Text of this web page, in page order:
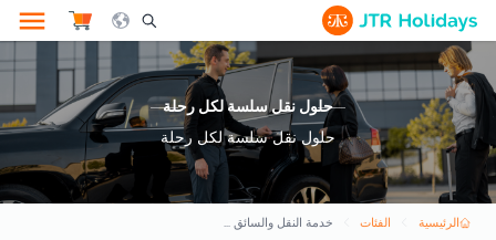
Search Opener Icon
حلول نقل سلسة لكل رحلة
حلول نقل سلسة لكل رحلة
الرئيسية الفئات خدمة النقل والسائق الخاص